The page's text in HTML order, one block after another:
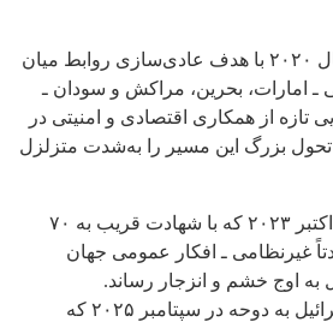
پیمان‌های ابراهیم که در سال ۲۰۲۰ با هدف عادی‌سازی روابط میان
ـ امارات، بحرین، مراکش و سودان ـ
تازه از همکاری اقتصادی و امنیتی در
تحول بزرگ این مسیر را به‌شدت متزلزل
نخست، جنگ غزه از اکتبر ۲۰۲۳ که با شهادت قریب به ۷۰
غیرنظامی ـ افکار عمومی جهان
به اوج خشم و انزجار رساند.
دوم، حمله هوایی اسرائیل به دوحه در سپتامبر ۲۰۲۵ که